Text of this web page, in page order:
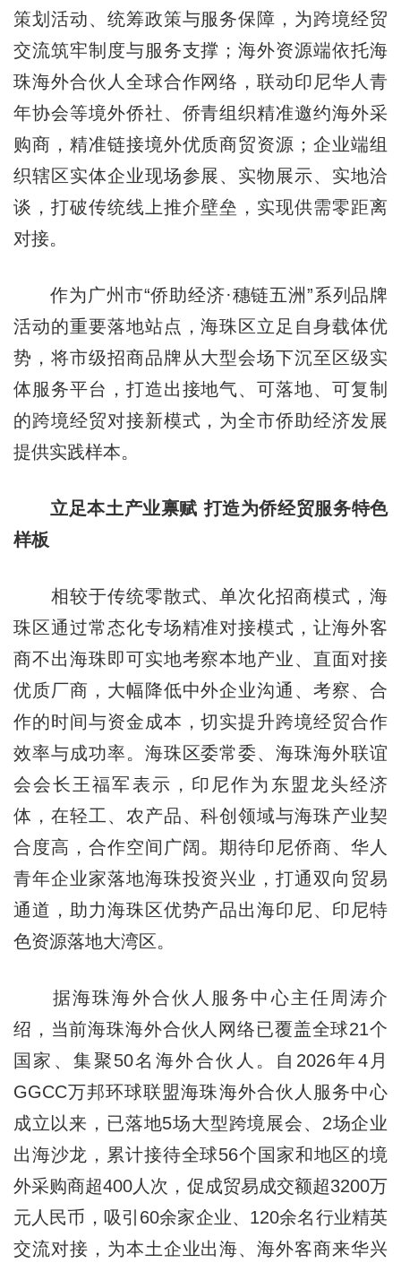
策划活动、统筹政策与服务保障，为跨境经贸
交流筑牢制度与服务支撑；海外资源端依托海
珠海外合伙人全球合作网络，联动印尼华人青
年协会等境外侨社、侨青组织精准邀约海外采
购商，精准链接境外优质商贸资源；企业端组
织辖区实体企业现场参展、实物展示、实地洽
谈，打破传统线上推介壁垒，实现供需零距离
对接。
作为广州市“侨助经济·穗链五洲”系列品牌
活动的重要落地站点，海珠区立足自身载体优
势，将市级招商品牌从大型会场下沉至区级实
体服务平台，打造出接地气、可落地、可复制
的跨境经贸对接新模式，为全市侨助经济发展
提供实践样本。
立足本土产业禀赋 打造为侨经贸服务特色
样板
相较于传统零散式、单次化招商模式，海
珠区通过常态化专场精准对接模式，让海外客
商不出海珠即可实地考察本地产业、直面对接
优质厂商，大幅降低中外企业沟通、考察、合
作的时间与资金成本，切实提升跨境经贸合作
效率与成功率。海珠区委常委、海珠海外联谊
会会长王福军表示，印尼作为东盟龙头经济
体，在轻工、农产品、科创领域与海珠产业契
合度高，合作空间广阔。期待印尼侨商、华人
青年企业家落地海珠投资兴业，打通双向贸易
通道，助力海珠区优势产品出海印尼、印尼特
色资源落地大湾区。
据海珠海外合伙人服务中心主任周涛介
绍，当前海珠海外合伙人网络已覆盖全球21个
国家、集聚50名海外合伙人。自2026年4月
GGCC万邦环球联盟海珠海外合伙人服务中心
成立以来，已落地5场大型跨境展会、2场企业
出海沙龙，累计接待全球56个国家和地区的境
外采购商超400人次，促成贸易成交额超3200万
元人民币，吸引60余家企业、120余名行业精英
交流对接，为本土企业出海、海外客商来华兴